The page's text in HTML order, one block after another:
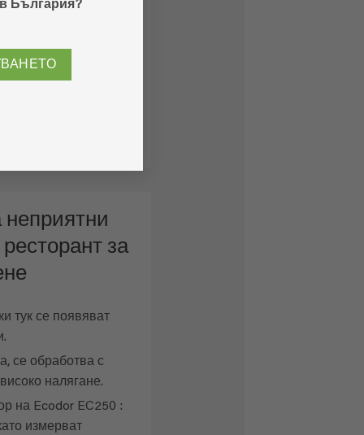
България?
се отделят миризми.
въздухът се
неприятни
за
тук се появяват
се обработва с
налягане.
на Ecodor EC250 :
измерват